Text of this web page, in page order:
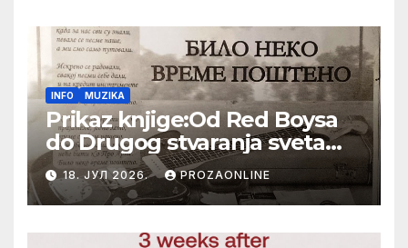
INFO MUZIKA
Prikaz knjige:Od Red Boysa
do Drugog stvaranja sveta
(bilo neko vreme pošteno)
(autor- Zlatomira Sremca,
Botoš 2022. godine,
samizdat)
18. ЈУЛ 2026. PROZAONLINE